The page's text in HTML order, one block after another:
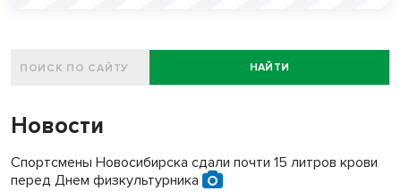
НАЙТИ
Новости
Спортсмены Новосибирска сдали почти 15 литров крови
перед Днем физкультурника